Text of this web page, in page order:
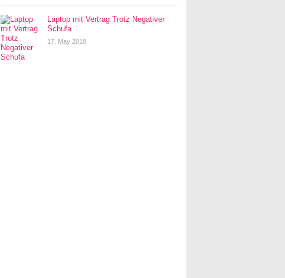
Laptop mit Vertrag Trotz Negativer
Schufa
17. May 2018